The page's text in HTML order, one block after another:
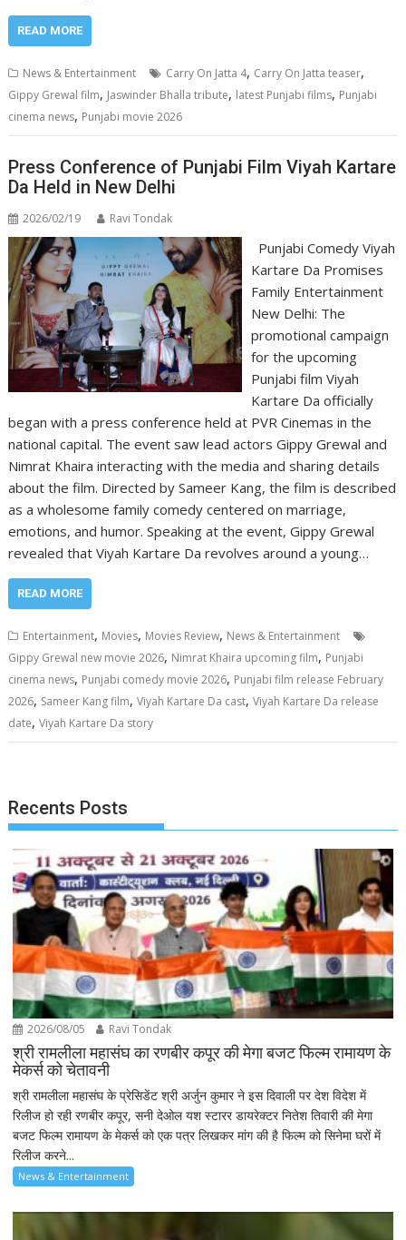
READ MORE
News & Entertainment Carry On Jatta 4, Carry On Jatta teaser,
Gippy Grewal film, Jaswinder Bhalla tribute, latest Punjabi films, Punjabi
cinema news, Punjabi movie 2026
Press Conference of Punjabi Film Viyah Kartare
Da Held in New Delhi
2026/02/19 Ravi Tondak
Punjabi Comedy Viyah
Kartare Da Promises
Family Entertainment
New Delhi: The
promotional campaign
for the upcoming
Punjabi film Viyah
Kartare Da officially
began with a press conference held at PVR Cinemas in the
national capital. The event saw lead actors Gippy Grewal and
Nimrat Khaira interacting with the media and sharing details
about the film. Directed by Sameer Kang, the film is described
as a wholesome family comedy centered on marriage,
emotions, and humor. Speaking at the event, Gippy Grewal
revealed that Viyah Kartare Da revolves around a young…
READ MORE
Entertainment, Movies, Movies Review, News & Entertainment
Gippy Grewal new movie 2026, Nimrat Khaira upcoming film, Punjabi
cinema news, Punjabi comedy movie 2026, Punjabi film release February
2026, Sameer Kang film,Viyah Kartare Da cast,Viyah Kartare Da release
date,Viyah Kartare Da story
Recents Posts
2026/08/05 Ravi Tondak
श्री रामलीला महासंघ का रणबीर कपूर की मेगा बजट फिल्म रामायण के
मेकर्स को चेतावनी
श्री रामलीला महासंघ के प्रेसिडेंट श्री अर्जुन कुमार ने इस दिवाली पर देश विदेश में
रिलीज हो रही रणबीर कपूर, सनी देओल यश स्टारर डायरेक्टर नितेश तिवारी की मेगा
बजट फिल्म रामायण के मेकर्स को एक पत्र लिखकर मांग की है फिल्म को सिनेमा घरों में
रिलीज करने...
News & Entertainment